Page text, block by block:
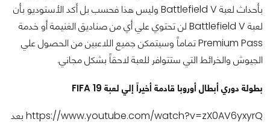
بأحداث لعبة Battlefield V وليس هذا فحسب بل أكد الأستوديو بأن
لعبة Battlefield V لن تحتوي علي أي من صناديق الغنيمة أو خدمة
Premium Pass تماماً وسيتمكن جميع اللاعبين من الحصول علي
الجيوش والخرائط التي ستتوافر للعبة لاحقاً بشكل مجاني.
بطولة دوري أبطال أوروبا قادمة أخيراً إلي لعبة FIFA 19
https://www.youtube.com/watch?v=zX0AV6yxyrQ بعد